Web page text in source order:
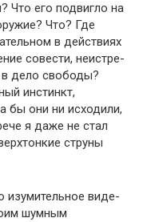
Что его подвигло на
Что? Где
в дейст­виях
совести, неистре­
дело свободы?
инстинкт,
бы они ни исходили,
я даже не стал
струны
изумительное виде­
шумным